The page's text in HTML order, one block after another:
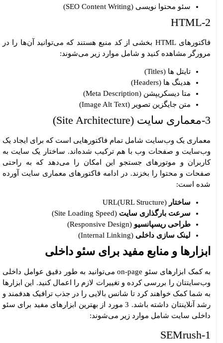
سئو محتوا نویسی (SEO Content Writing)
2-HTML
فاکتورهای HTML بخشی از کد منبع هستند که می‌توانید آن‌ها را در
مرورگر مشاهده کنید و شامل موارد زیر می‌شوند:
تایتل ها (Titles)
هدینگ ها (Headers)
متا دیسکریپشن (Meta Description)
متن جایگزین تصویر (Image Alt Text)
3-معماری سایت (Site Architecture)
معماری یک وب‌سایت شامل تمام فاکتورهایی است که برای ایجاد یک
وب‌سایت و صفحات وب با هم ترکیب شده‌اند. ساختار یک سایت به
کاربران و موتورهای جستجو این امکان را می‌دهد که به راحتی
صفحات و محتوا را بخزند. در ادامه فاکتورهای معماری سایت آورده
شده است:
ساختار
سرعت بارگذاری سایت (Site Loading Speed)
طراحی ریسپانسیو (Responsive Design)
لینک سازی داخلی (Internal Linking)
ابزارها و منابع مفید برای سئو داخلی
به کمک ابزارهای سئو on-page می‌توانید به طور دقیق عوامل داخلی
وب‌سایتتان را بررسی کرده و تغییرات لازم را اعمال کنید. این ابزارها
به شما کمک خواهند کرد تا شانس بالایی را در جذب ترافیک هدفمند و
رشد آنلاینتان داشته باشد. 3 مورد از بهترین ابزارهای مفید برای سئو
داخلی سایت شامل موارد زیر می‌شوند:
1-SEMrush